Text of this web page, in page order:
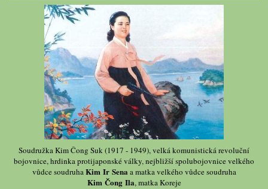
Soudružka Kim Čong Suk (1917 - 1949), velká komunistická revoluční
bojovnice, hrdinka protijaponské války, nejbližší spolubojovnice velkého
vůdce soudruhaKim Ir Sena a matka velkého vůdce soudruha
Kim Čong Ila, matka Koreje